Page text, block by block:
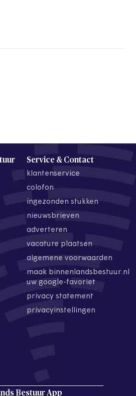
Service & Contact
klantenservice
colofon
ingezonden stukken
nieuwsbrieven
adverteren
vacature plaatsen
algemene voorwaarden
maak binnenlandsbestuur.nl
uw google-favoriet
privacy statement
privacyinstellingen
Bestuur App